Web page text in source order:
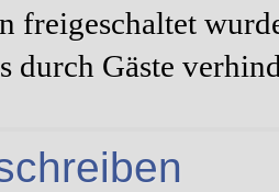
freigeschaltet
durch Gäste